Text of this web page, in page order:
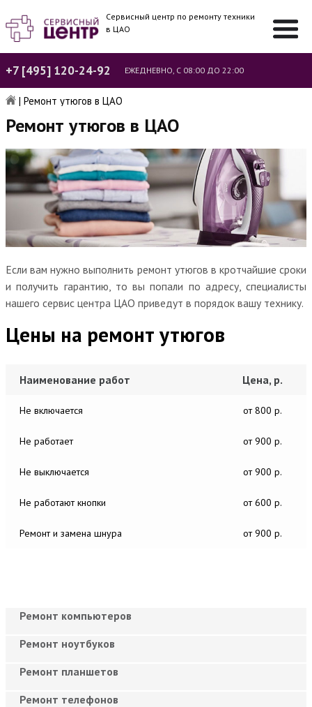
Сервисный центр по ремонту техники
в ЦАО
+7 [495] 120-24-92 ЕЖЕДНЕВНО, С 08:00 ДО 22:00
| Ремонт утюгов в ЦАО
Ремонт утюгов в ЦАО
Если вам нужно выполнить ремонт утюгов в кротчайшие сроки
и получить гарантию, то вы попали по адресу, специалисты
нашего сервис центра ЦАО приведут в порядок вашу технику.
Цены на ремонт утюгов
Наименование работ Цена, р.
Не включается от 800 р.
Не работает от 900 р.
Не выключается от 900 р.
Не работают кнопки от 600 р.
Ремонт и замена шнура от 900 р.
Ремонт компьютеров
Ремонт ноутбуков
Ремонт планшетов
Ремонт телефонов